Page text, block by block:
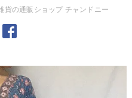
貨の通販ショップ チャンドニー